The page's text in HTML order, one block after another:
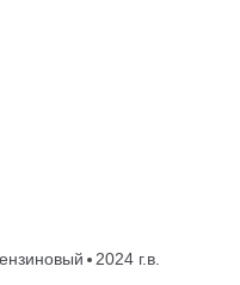
2024 г.в.